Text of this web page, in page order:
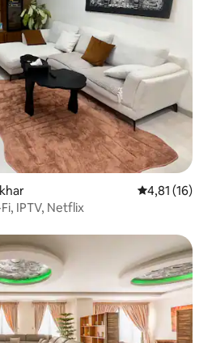
Priemerné
4,81 (16)
IPTV, Netflix